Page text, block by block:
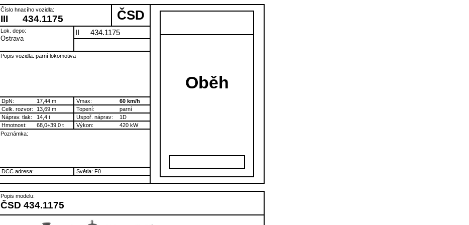
Číslo hnacího vozidla:
III 434.1175 ČSD
Oběh
Lok. depo:
Ostrava
II 434.1175
Popis vozidla: parní lokomotiva
DpN: 17,44 m Vmax:
60 km/h
Celk. rozvor:
13,69 m Topení:
parní
Náprav. tlak:
14,4 t Uspoř. náprav:
1D
Hmotnost:
68,0+39,0 t Výkon:
420 kW
Poznámka:
DCC adresa: Světla: F0
Popis modelu:
ČSD 434.1175